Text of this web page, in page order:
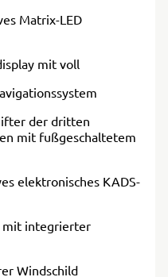
Matrix-LED
mit voll
der dritten
mit fußgeschaltetem
elektronisches KADS-
mit integrierter
Windschild